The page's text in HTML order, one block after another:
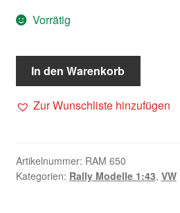
Vorrätig
In den Warenkorb
Zur Wunschliste hinzufügen
Artikelnummer: RAM 650
Kategorien: Rally Modelle 1:43, VW